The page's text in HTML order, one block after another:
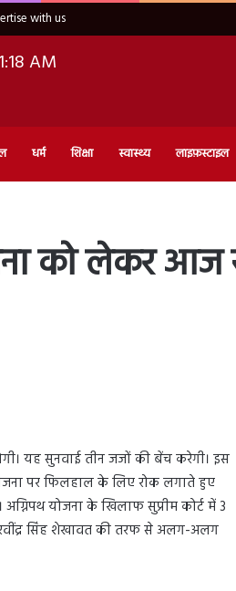
with us
AM
धर्म शिक्षा स्वास्थ्य लाइफ़स्टाइल
को लेकर आज
यह सुनवाई तीन जजों की बेंच करेगी। इस
पर फिलहाल के लिए रोक लगाते हुए
योजना के खिलाफ सुप्रीम कोर्ट में 3
सिंह शेखावत की तरफ से अलग-अलग